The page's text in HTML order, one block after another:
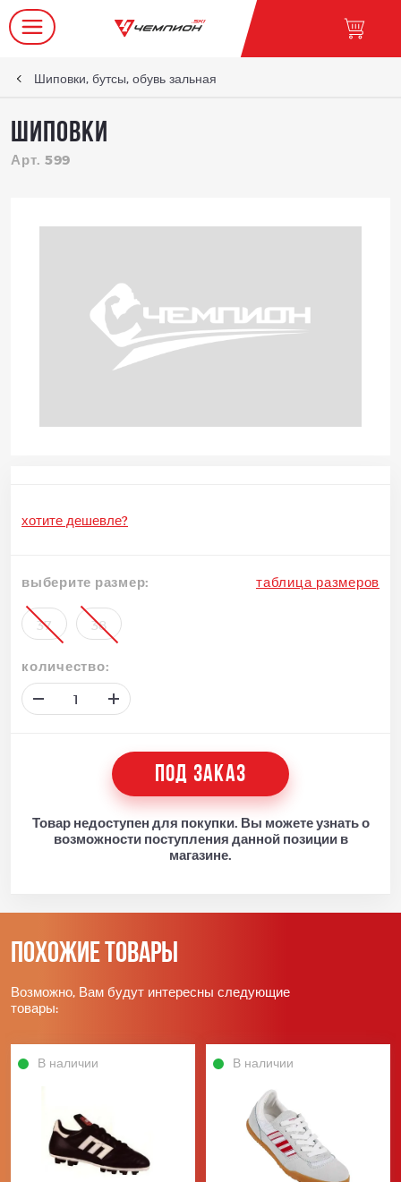
Шиповки, бутсы, обувь зальная
Шиповки
Арт. 599
хотите дешевле?
выберите размер: таблица размеров
37 38
количество:
ПОД ЗАКАЗ
Товар недоступен для покупки. Вы можете узнать о
возможности поступления данной позиции в
магазине.
Похожие товары
Возможно, Вам будут интересны следующие
товары:
В наличии В наличии